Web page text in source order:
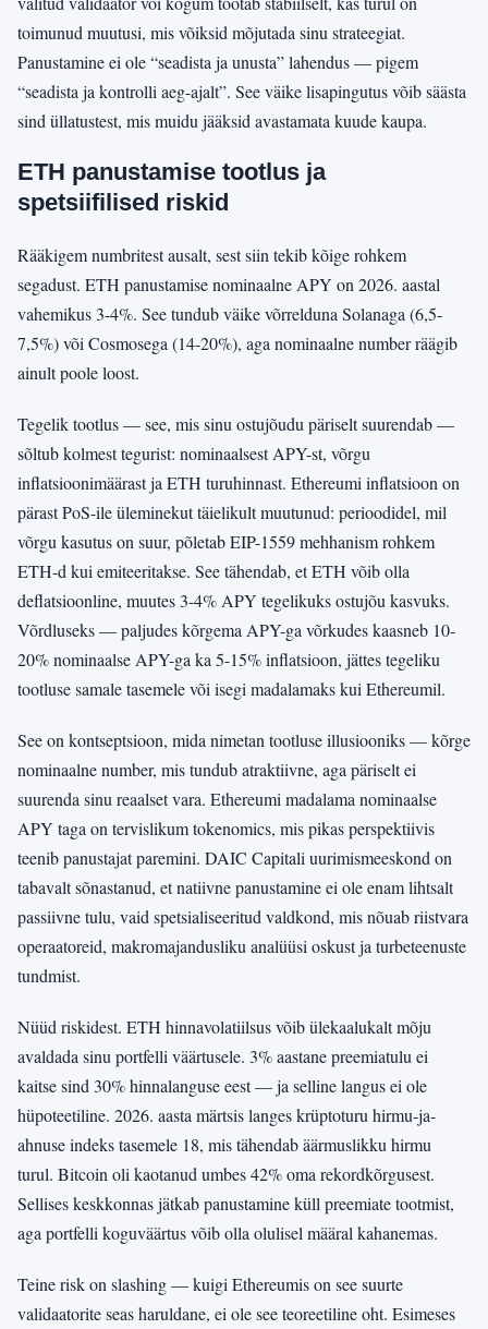
toimunud muutusi, mis võiksid mõjutada sinu strateegiat.
Panustamine ei ole “seadista ja unusta” lahendus — pigem
“seadista ja kontrolli aeg-ajalt”. See väike lisapingutus võib säästa
sind üllatustest, mis muidu jääksid avastamata kuude kaupa.
ETH panustamise tootlus ja
spetsiifilised riskid
Rääkigem numbritest ausalt, sest siin tekib kõige rohkem
segadust. ETH panustamise nominaalne APY on 2026. aastal
vahemikus 3-4%. See tundub väike võrrelduna Solanaga (6,5-
7,5%) või Cosmosega (14-20%), aga nominaalne number räägib
ainult poole loost.
Tegelik tootlus — see, mis sinu ostujõudu päriselt suurendab —
sõltub kolmest tegurist: nominaalsest APY-st, võrgu
inflatsioonimäärast ja ETH turuhinnast. Ethereumi inflatsioon on
pärast PoS-ile üleminekut täielikult muutunud: perioodidel, mil
võrgu kasutus on suur, põletab EIP-1559 mehhanism rohkem
ETH-d kui emiteeritakse. See tähendab, et ETH võib olla
deflatsioonline, muutes 3-4% APY tegelikuks ostujõu kasvuks.
Võrdluseks — paljudes kõrgema APY-ga võrkudes kaasneb 10-
20% nominaalse APY-ga ka 5-15% inflatsioon, jättes tegeliku
tootluse samale tasemele või isegi madalamaks kui Ethereumil.
See on kontseptsioon, mida nimetan tootluse illusiooniks — kõrge
nominaalne number, mis tundub atraktiivne, aga päriselt ei
suurenda sinu reaalset vara. Ethereumi madalama nominaalse
APY taga on tervislikum tokenomics, mis pikas perspektiivis
teenib panustajat paremini. DAIC Capitali uurimismeeskond on
tabavalt sõnastanud, et natiivne panustamine ei ole enam lihtsalt
passiivne tulu, vaid spetsialiseeritud valdkond, mis nõuab riistvara
operaatoreid, makromajandusliku analüüsi oskust ja turbeteenuste
tundmist.
Nüüd riskidest. ETH hinnavolatiilsus võib ülekaalukalt mõju
avaldada sinu portfelli väärtusele. 3% aastane preemiatulu ei
kaitse sind 30% hinnalanguse eest — ja selline langus ei ole
hüpoteetiline. 2026. aasta märtsis langes krüptoturu hirmu-ja-
ahnuse indeks tasemele 18, mis tähendab äärmuslikku hirmu
turul. Bitcoin oli kaotanud umbes 42% oma rekordkõrgusest.
Sellises keskkonnas jätkab panustamine küll preemiate tootmist,
aga portfelli koguväärtus võib olla olulisel määral kahanemas.
Teine risk on slashing — kuigi Ethereumis on see suurte
validaatorite seas haruldane, ei ole see teoreetiline oht. Esimeses